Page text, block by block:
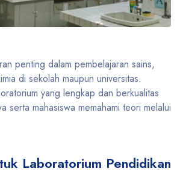
penting dalam pembelajaran sains,
di sekolah maupun universitas.
yang lengkap dan berkualitas
serta mahasiswa memahami teori melalui
Laboratorium Pendidikan